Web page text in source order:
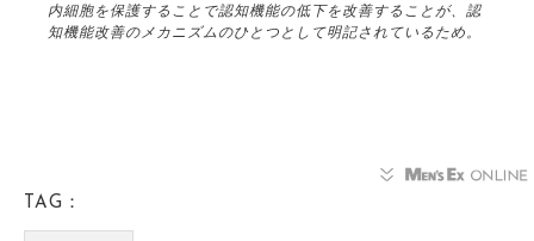
内細胞を保護することで認知機能の低下を改善することが、認
知機能改善のメカニズムのひとつとして明記されているため。
TAG：